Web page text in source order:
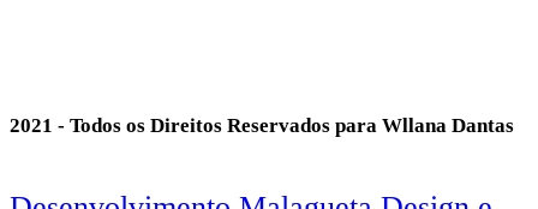
2021 - Todos os Direitos Reservados para Wllana Dantas